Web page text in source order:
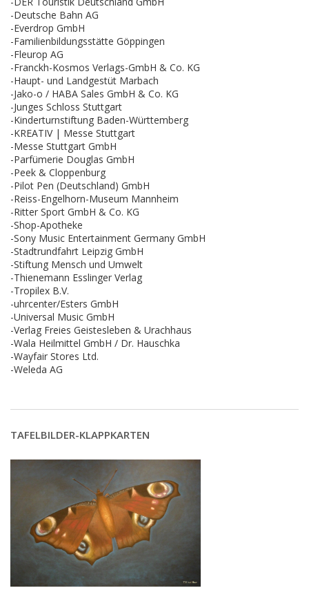
-Deutsche Bahn AG
-Everdrop GmbH
-Familienbildungsstätte Göppingen
-Fleurop AG
-Franckh-Kosmos Verlags-GmbH & Co. KG
-Haupt- und Landgestüt Marbach
-Jako-o / HABA Sales GmbH & Co. KG
-Junges Schloss Stuttgart
-Kinderturnstiftung Baden-Württemberg
-KREATIV | Messe Stuttgart
-Messe Stuttgart GmbH
-Parfümerie Douglas GmbH
-Peek & Cloppenburg
-Pilot Pen (Deutschland) GmbH
-Reiss-Engelhorn-Museum Mannheim
-Ritter Sport GmbH & Co. KG
-Shop-Apotheke
-Sony Music Entertainment Germany GmbH
-Stadtrundfahrt Leipzig GmbH
-Stiftung Mensch und Umwelt
-Thienemann Esslinger Verlag
-Tropilex B.V.
-uhrcenter/Esters GmbH
-Universal Music GmbH
-Verlag Freies Geistesleben & Urachhaus
-Wala Heilmittel GmbH / Dr. Hauschka
-Wayfair Stores Ltd.
-Weleda AG
TAFELBILDER-KLAPPKARTEN